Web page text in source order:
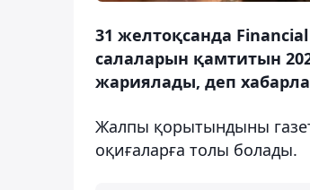
31 желтоқсанда
салаларын қамтитын
жариялады, деп
Жалпы қорытындыны
оқиғаларға толы болады.